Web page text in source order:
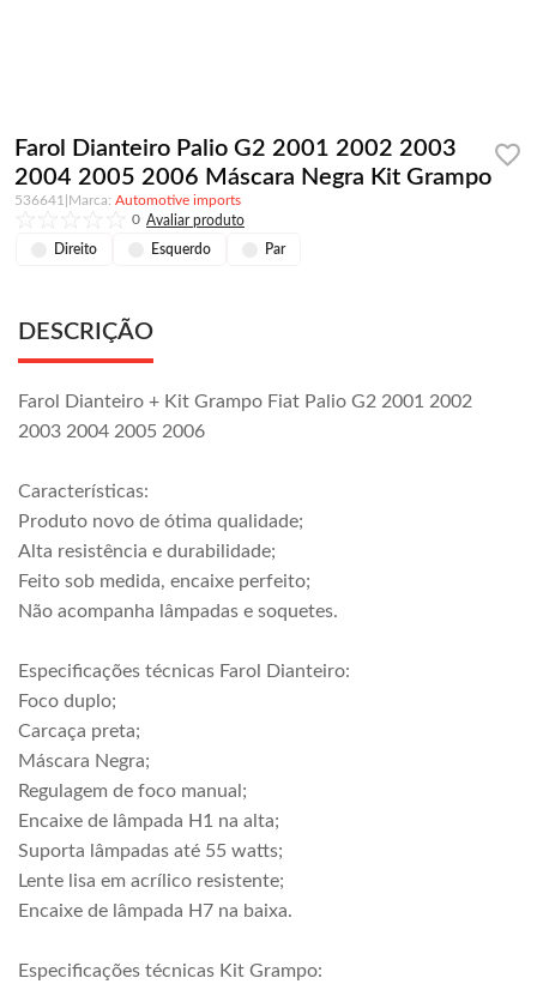
Farol Dianteiro Palio G2 2001 2002 2003
2004 2005 2006 Máscara Negra Kit Grampo
536641
Automotive imports
0
Direito Esquerdo Par
DESCRIÇÃO
Farol Dianteiro + Kit Grampo Fiat Palio G2 2001 2002
2003 2004 2005 2006
Características:
Produto novo de ótima qualidade;
Alta resistência e durabilidade;
Feito sob medida, encaixe perfeito;
Não acompanha lâmpadas e soquetes.
Especificações técnicas Farol Dianteiro:
Foco duplo;
Carcaça preta;
Máscara Negra;
Regulagem de foco manual;
Encaixe de lâmpada H1 na alta;
Suporta lâmpadas até 55 watts;
Lente lisa em acrílico resistente;
Encaixe de lâmpada H7 na baixa.
Especificações técnicas Kit Grampo: